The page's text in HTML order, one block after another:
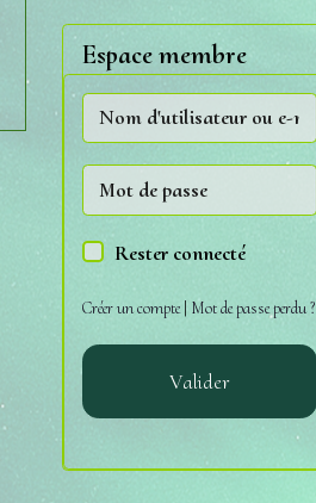
Espace membre
Rester connecté
Créer un compte| Mot de passe perdu ?
Valider